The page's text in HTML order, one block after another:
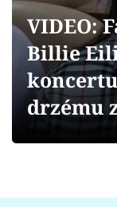
Videa
Sledujte
VIDEO:
Billie
drzému